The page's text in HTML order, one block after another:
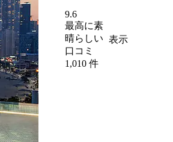
9.6
最高に素
晴らしい
口コミ
1,010 件
表示